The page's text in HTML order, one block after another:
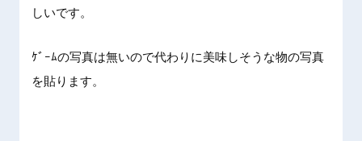
しいです。
ｹﾞｰﾑの写真は無いので代わりに美味しそうな物の写真
を貼ります。